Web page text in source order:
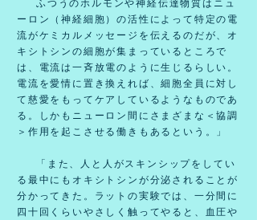
ふつうのホルモンや神経伝達物質はニュ
ーロン（神経細胞）の活性によって特定の電
流がケミカルメッセージを伝えるのだが、オ
キシトシンの細胞が集まっているところで
は、電流は一斉放電のように生じるらしい。
電流を愛情に置き換えれば、細胞全員に対し
て慈愛をもってケアしているようなものであ
る。しかもニューロン間にさまざまな＜協調
＞作用を起こさせる働きもあるという。」
「また、人と人がスキンシップをしてい
る最中にもオキシトシンが分泌されることが
分かってきた。ラットの実験では、一分間に
四十回くらいやさしく触ってやると、血圧や